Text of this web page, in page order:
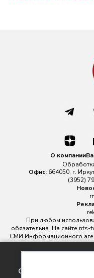
соглашаетесь
О компании
Офис: 664050, г.
(3952)
При любом
обязательна. На сайте
СМИ Информационного
№ ФС 77 - 88763
надзору в сфере связи,
Главный редактор ИА